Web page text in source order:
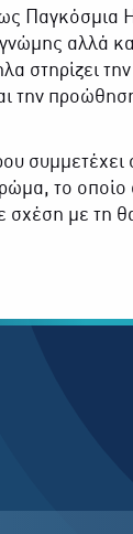
Παγκόσμια
γνώμης αλλά
στηρίζει
την
το
σχέση με τη